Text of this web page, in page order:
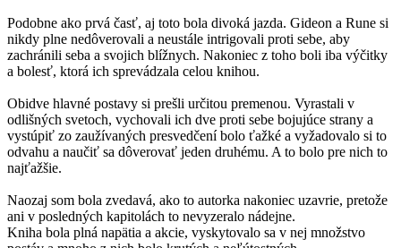
Podobne ako prvá časť, aj toto bola divoká jazda. Gideon a Rune si
nikdy plne nedôverovali a neustále intrigovali proti sebe, aby
zachránili seba a svojich blížnych. Nakoniec z toho boli iba výčitky
a bolesť, ktorá ich sprevádzala celou knihou.
Obidve hlavné postavy si prešli určitou premenou. Vyrastali v
odlišných svetoch, vychovali ich dve proti sebe bojujúce strany a
vystúpiť zo zaužívaných presvedčení bolo ťažké a vyžadovalo si to
odvahu a naučiť sa dôverovať jeden druhému. A to bolo pre nich to
najťažšie.
Naozaj som bola zvedavá, ako to autorka nakoniec uzavrie, pretože
ani v posledných kapitolách to nevyzeralo nádejne.
Kniha bola plná napätia a akcie, vyskytovalo sa v nej množstvo